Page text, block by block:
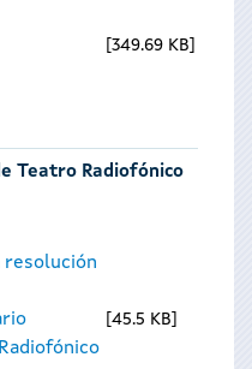
349.69 KB
Teatro Radiofónico
resolución
45.5 KB